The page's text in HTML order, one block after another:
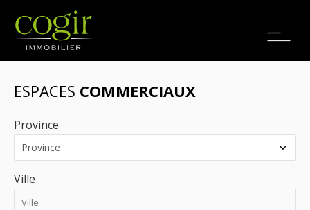
Emplois
ESPACES COMMERCIAUX
Province
Ville